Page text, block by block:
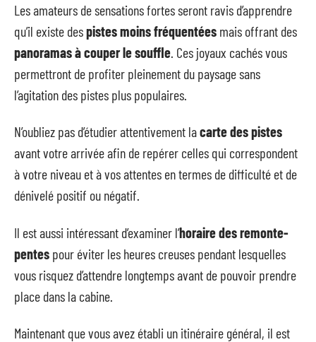
Les amateurs de sensations fortes seront ravis d’apprendre
qu’il existe despistes moins fréquentées mais offrant des
panoramas à couper le souffle . Ces joyaux cachés vous
permettront de profiter pleinement du paysage sans
l’agitation des pistes plus populaires.
N’oubliez pas d’étudier attentivement lacarte des pistes
avant votre arrivée afin de repérer celles qui correspondent
à votre niveau et à vos attentes en termes de difficulté et de
dénivelé positif ou négatif.
Il est aussi intéressant d’examiner l’horaire des remonte-
pentes pour éviter les heures creuses pendant lesquelles
vous risquez d’attendre longtemps avant de pouvoir prendre
place dans la cabine.
Maintenant que vous avez établi un itinéraire général, il est